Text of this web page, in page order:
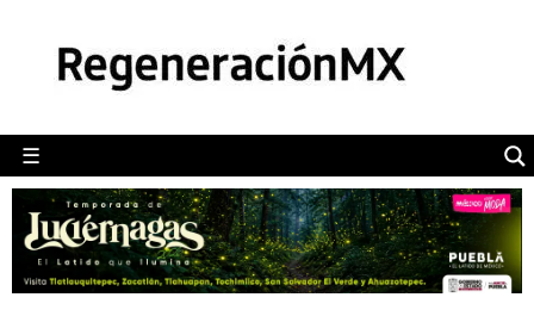
☰
POLÍTICA
CAMALEÓN
OPINIÓN
DEPORTES